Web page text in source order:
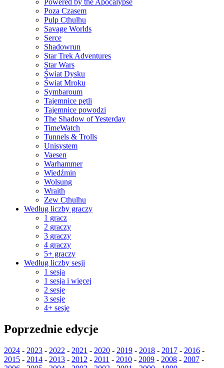
Powered by the Apocalypse
Poza Czasem
Pulp Cthulhu
Savage Worlds
Serce
Shadowrun
Star Trek Adventures
Star Wars
Świat Dysku
Świat Mroku
Symbaroum
Tajemnice pętli
Tajemnice powodzi
The Shadow of Yesterday
TimeWatch
Tunnels & Trolls
Unisystem
Vaesen
Warhammer
Wiedźmin
Wolsung
Wraith
Zew Cthulhu
Według liczby graczy
1 gracz
2 graczy
3 graczy
4 graczy
5+ graczy
Według liczby sesji
1 sesja
1 sesja i więcej
2 sesje
3 sesje
4+ sesje
Poprzednie edycje
2024 - 2023 - 2022 - 2021 - 2020 - 2019 - 2018 - 2017 - 2016 -
2015 - 2014 - 2013 - 2012 - 2011 - 2010 - 2009 - 2008 - 2007 -